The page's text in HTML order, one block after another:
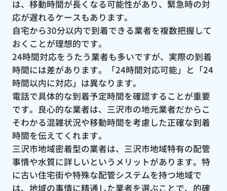
は、移動時間が長くなる可能性があり、緊急時の対
応が遅れるケースもあります。
自宅から30分以内で到着できる業者を複数把握して
おくことが理想的です。
24時間対応をうたう業者も多いですが、実際の到着
時間には差があります。「24時間対応可能」と「24
時間以内に対応」は異なります。
電話で具体的な到着予定時間を確認することが重要
です。良心的な業者は、三沢市の地元業者だからこ
そわかる混雑状況や移動時間を考慮した正確な到着
時間を伝えてくれます。
三沢市地域密着型の業者は、三沢市地域特有の配管
事情や水質に詳しいというメリットがあります。特
に古い住宅街や特殊な配管システムを持つ地域で
は、地域の事情に精通した業者を選ぶことで、的確